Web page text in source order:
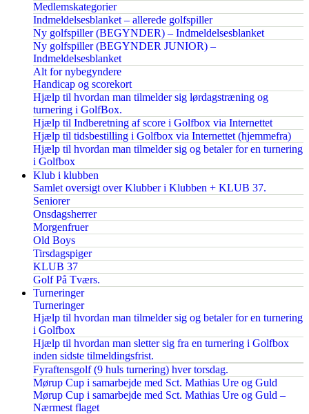
Medlemskategorier
Indmeldelsesblanket – allerede golfspiller
Ny golfspiller (BEGYNDER) – Indmeldelsesblanket
Ny golfspiller (BEGYNDER JUNIOR) –
Indmeldelsesblanket
Alt for nybegyndere
Handicap og scorekort
Hjælp til hvordan man tilmelder sig lørdagstræning og
turnering i GolfBox.
Hjælp til Indberetning af score i Golfbox via Internettet
Hjælp til tidsbestilling i Golfbox via Internettet (hjemmefra)
Hjælp til hvordan man tilmelder sig og betaler for en turnering
i Golfbox
Klub i klubben
Samlet oversigt over Klubber i Klubben + KLUB 37.
Seniorer
Onsdagsherrer
Morgenfruer
Old Boys
Tirsdagspiger
KLUB 37
Golf På Tværs.
Turneringer
Turneringer
Hjælp til hvordan man tilmelder sig og betaler for en turnering
i Golfbox
Hjælp til hvordan man sletter sig fra en turnering i Golfbox
inden sidste tilmeldingsfrist.
Fyraftensgolf (9 huls turnering) hver torsdag.
Mørup Cup i samarbejde med Sct. Mathias Ure og Guld
Mørup Cup i samarbejde med Sct. Mathias Ure og Guld –
Nærmest flaget